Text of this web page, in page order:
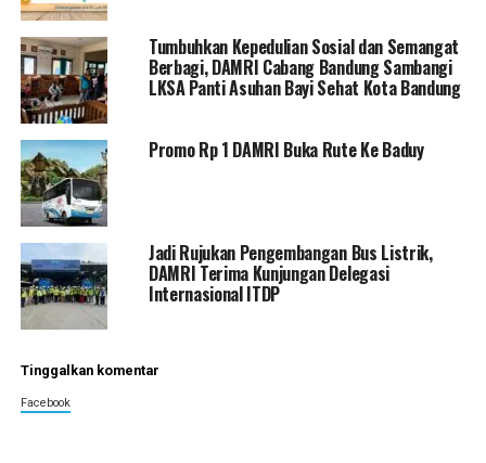
Tumbuhkan Kepedulian Sosial dan Semangat
Berbagi, DAMRI Cabang Bandung Sambangi
LKSA Panti Asuhan Bayi Sehat Kota Bandung
Promo Rp 1 DAMRI Buka Rute Ke Baduy
Jadi Rujukan Pengembangan Bus Listrik,
DAMRI Terima Kunjungan Delegasi
Internasional ITDP
Tinggalkan komentar
Facebook